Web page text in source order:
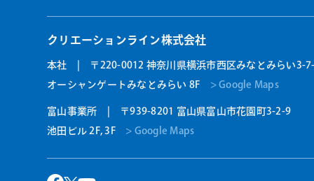
クリエーションライン株式会社
本社 | 〒220-0012 神奈川県横浜市西区みなとみらい3-
オーシャンゲートみなとみらい 8F > Google Maps
富山事業所 | 〒939-8201 富山県富山市花園町3-2-9
池田ビル 2F, 3F > Google Maps